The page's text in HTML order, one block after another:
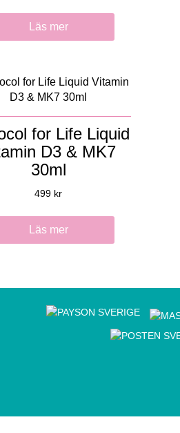
Läs mer
for Life Liquid
D3 & MK7
30ml
499 kr
Läs mer